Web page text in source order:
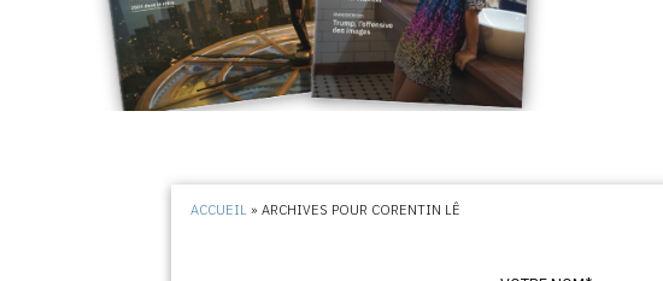
ACCUEIL »ARCHIVES POUR CORENTIN LÊ